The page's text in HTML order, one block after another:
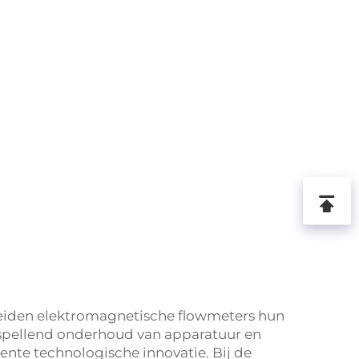
elektromagnetische flowmeters hun
onderhoud van apparatuur en
technologische innovatie. Bij de